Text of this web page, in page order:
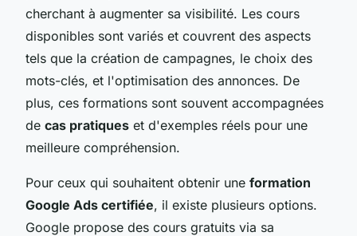
cherchant à augmenter sa visibilité. Les cours
disponibles sont variés et couvrent des aspects
tels que la création de campagnes, le choix des
mots-clés, et l'optimisation des annonces. De
plus, ces formations sont souvent accompagnées
de cas pratiques et d'exemples réels pour une
meilleure compréhension.
Pour ceux qui souhaitent obtenir une formation
Google Ads certifiée, il existe plusieurs options.
Google propose des cours gratuits via sa